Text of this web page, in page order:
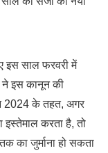
इस साल फरवरी में
ने इस कानून की
2024 के तहत, अगर
इस्तेमाल करता है, तो
का जुर्माना हो सकता